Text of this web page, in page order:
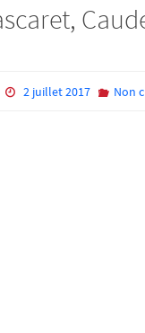
2 juillet 2017 Non